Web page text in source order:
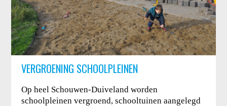
VERGROENING SCHOOLPLEINEN
Op heel Schouwen-Duiveland worden
schoolpleinen vergroend, schooltuinen aangelegd